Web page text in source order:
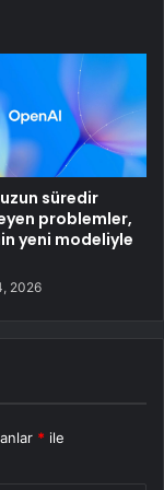
uzun süredir
problemler,
yeni modeliyle
2026
* ile